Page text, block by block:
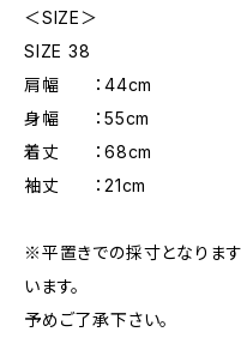
＜SIZE＞
SIZE 38
肩幅 ：44cm
身幅 ：55cm
着丈 ：68cm
袖丈 ：21cm
※平置きでの採寸となりま
います。
予めご了承下さい。